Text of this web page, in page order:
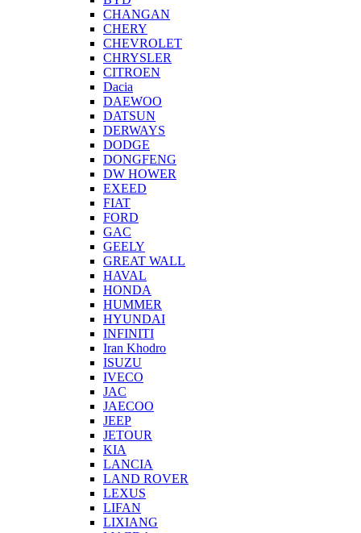
CHANGAN
CHERY
CHEVROLET
CHRYSLER
CITROEN
Dacia
DAEWOO
DATSUN
DERWAYS
DODGE
DONGFENG
DW HOWER
EXEED
FIAT
FORD
GAC
GEELY
GREAT WALL
HAVAL
HONDA
HUMMER
HYUNDAI
INFINITI
Iran Khodro
ISUZU
IVECO
JAC
JAECOO
JEEP
JETOUR
KIA
LANCIA
LAND ROVER
LEXUS
LIFAN
LIXIANG